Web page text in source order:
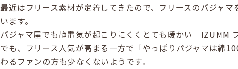
最近はフリース素材が定着してきたので、フリースのパジャ
います。
パジャマ屋でも静電気が起こりにくくとても暖かい『IZUMM
でも、フリース人気が高まる一方で「やっぱりパジャマは綿
わるファンの方も少なくないようです。